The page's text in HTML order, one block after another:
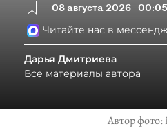
08 августа 2026 00:05
Читайте нас в
Дарья Дмитриева
Все материалы автора
Автор фото: